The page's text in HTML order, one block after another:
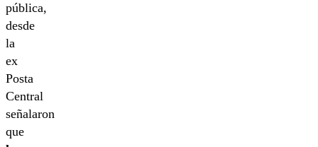
pública,
desde
la
ex
Posta
Central
señalaron
que